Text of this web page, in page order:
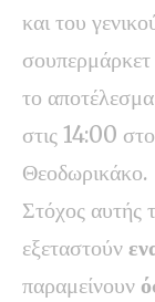
και του
το
στις 14:00
Θεοδωρικάκο.
Στόχος αυτής
εξεταστούν
παραμείνουν